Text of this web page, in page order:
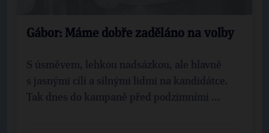
Gábor: Máme dobře zaděláno na volby
S úsměvem, lehkou nadsázkou, ale hlavně
s jasnými cíli a silnými lidmi na kandidátce.
Tak dnes do kampaně před podzimními ...